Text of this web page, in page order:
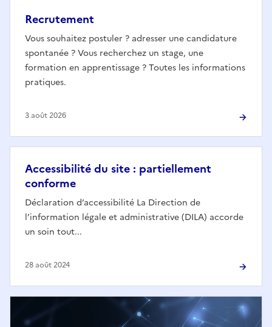
Recrutement
Vous souhaitez postuler ? adresser une candidature
spontanée ? Vous recherchez un stage, une
formation en apprentissage ? Toutes les informations
pratiques.
3 août 2026
Accessibilité du site : partiellement
conforme
Déclaration d’accessibilité La Direction de
l’information légale et administrative (DILA) accorde
un soin tout...
28 août 2024